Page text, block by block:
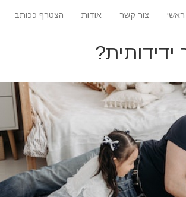
ראשי צור קשר אודות הצטרף ככותב